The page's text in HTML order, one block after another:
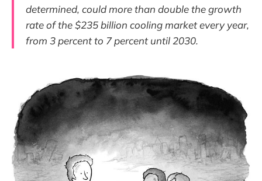
determined, could more than double the growth
rate of the $235 billion cooling market every year,
from 3 percent to 7 percent until 2030.